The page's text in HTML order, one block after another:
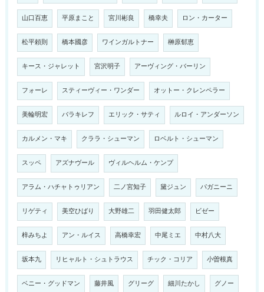
山口百恵 平原まこと 宮川彬良 橋幸夫 ロン・カーター
松平頼則 橋本國彦 ワインガルトナー 榊原郁恵
キース・ジャレット 宮沢明子 アーヴィング・バーリン
フォーレ スティーヴィー・ワンダー オットー・クレンペラー
美輪明宏 バラキレフ エリック・サティ ルロイ・アンダーソン
カルメン・マキ クララ・シューマン ロベルト・シューマン
スッペ アズナヴール ヴィルヘルム・ケンプ
アラム・ハチャトゥリアン 二ノ宮知子 黛ジュン パガニーニ
リゲティ 美空ひばり 大野雄二 羽田健太郎 ビゼー
梓みちよ アン・ルイス 高橋幸宏 中尾ミエ 中村八大
坂本九 リヒャルト・シュトラウス チック・コリア 小曽根真
ベニー・グッドマン 藤井風 グリーグ 細川たかし グノー